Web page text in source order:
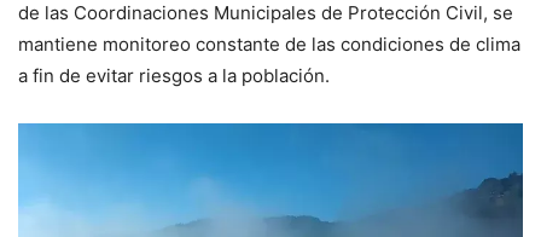
de las Coordinaciones Municipales de Protección Civil, se
mantiene monitoreo constante de las condiciones de clima
a fin de evitar riesgos a la población.